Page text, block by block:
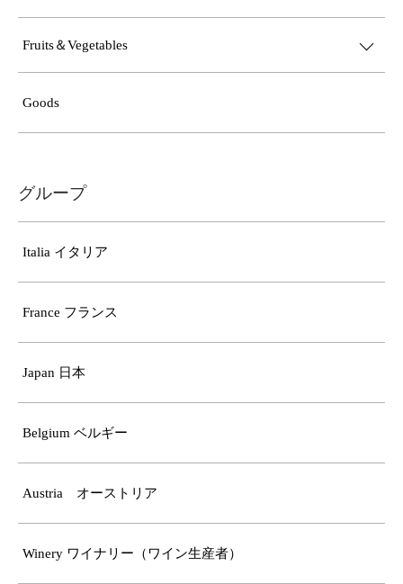
Fruits＆Vegetables
Goods
グループ
Italia イタリア
France フランス
Japan 日本
Belgium ベルギー
Austria オーストリア
Winery ワイナリー（ワイン生産者）